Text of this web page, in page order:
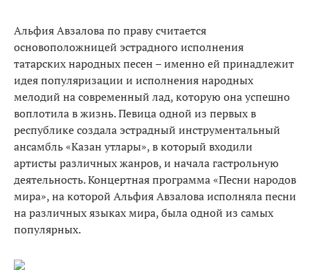
Альфия Авзалова по праву считается
основоположницей эстрадного исполнения
татарских народных песен – именно ей принадлежит
идея популяризации и исполнения народных
мелодий на современный лад, которую она успешно
воплотила в жизнь. Певица одной из первых в
республике создала эстрадный инструментальный
ансамбль «Казан утлары», в который входили
артисты различных жанров, и начала гастрольную
деятельность. Концертная программа «Песни народов
мира», на которой Альфия Авзалова исполняла песни
на различных языках мира, была одной из самых
популярных.